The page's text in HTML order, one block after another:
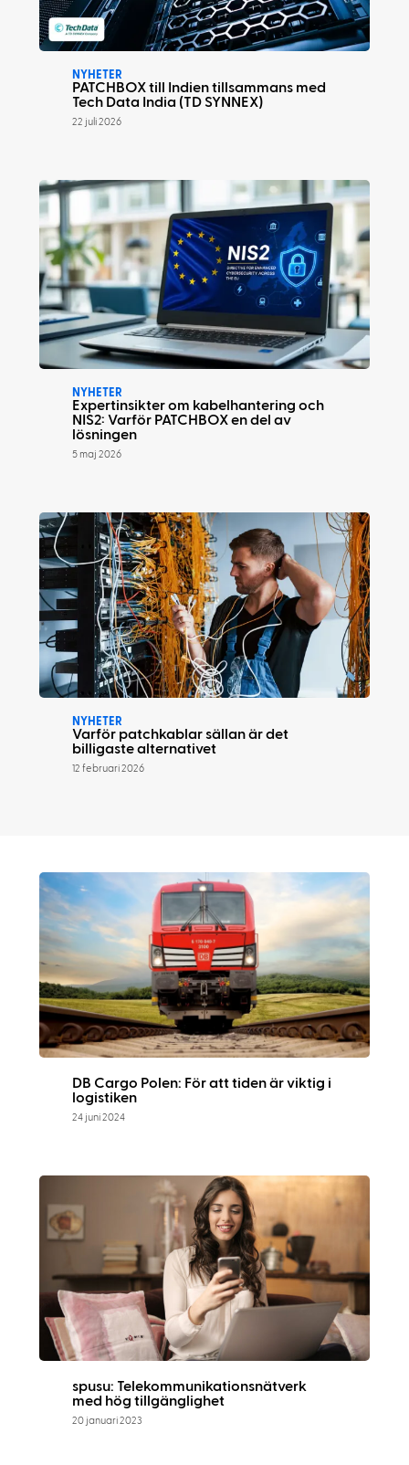
NYHETER
PATCHBOX till Indien tillsammans med
Tech Data India (TD SYNNEX)
22 juli 2026
NYHETER
Expertinsikter om kabelhantering och
NIS2: Varför PATCHBOX en del av
lösningen
5 maj 2026
NYHETER
Varför patchkablar sällan är det
billigaste alternativet
12 februari 2026
DB Cargo Polen: För att tiden är viktig i
logistiken
24 juni 2024
spusu: Telekommunikationsnätverk
med hög tillgänglighet
20 januari 2023